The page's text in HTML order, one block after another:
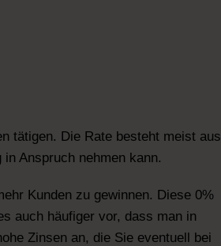
tätigen. Die Rate besteht meist aus
Anspruch nehmen kann.
Kunden zu gewinnen. Diese 0%
auch häufiger vor, dass man in
Zinsen an, die Sie eventuell bei